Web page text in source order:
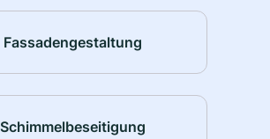
Fassadengestaltung
Schimmelbeseitigung